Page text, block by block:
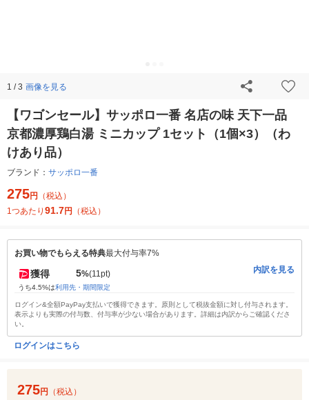
1 / 3 画像を見る
【ワゴンセール】サッポロ一番 名店の味 天下一品
京都濃厚鶏白湯 ミニカップ 1セット（1個×3）（わ
けあり品）
ブランド： サッポロ一番
275円
（税込）
1つあたり 91.7円 （税込）
お買い物でもらえる特典最大付与率7%
獲得 5%(11pt)
うち4.5%は利用先・期間限定
内訳を見る
ログイン&全額PayPay支払いで獲得できます。原則として税抜金額に対し付与されます。
表示よりも実際の付与数、付与率が少ない場合があります。詳細は内訳からご確認くださ
い。
ログインはこちら
275円
（税込）